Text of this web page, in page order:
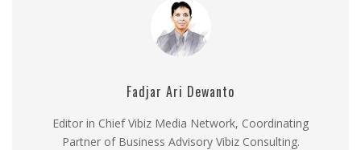
Fadjar Ari Dewanto
Editor in Chief Vibiz Media Network, Coordinating
Partner of Business Advisory Vibiz Consulting.